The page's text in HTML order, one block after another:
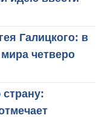
Галицкого: в
четверо